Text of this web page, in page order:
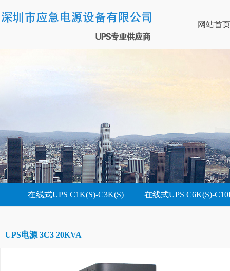
网站首
在线式UPS C1K(S)-C3K(S) 在线式UPS C6K(S)-
UPS电源 3C3 20KVA